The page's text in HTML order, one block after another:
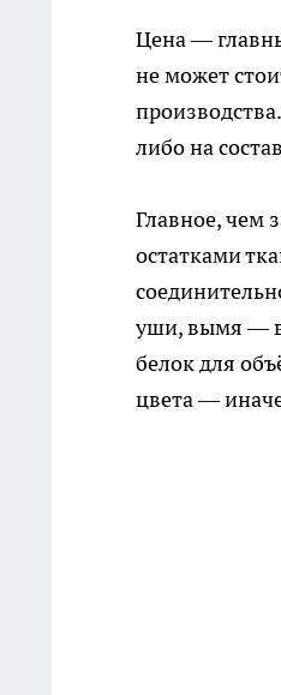
Цена —
не может
либо на
Главное, чем
остатками
уши, вымя —
белок для
цвета —